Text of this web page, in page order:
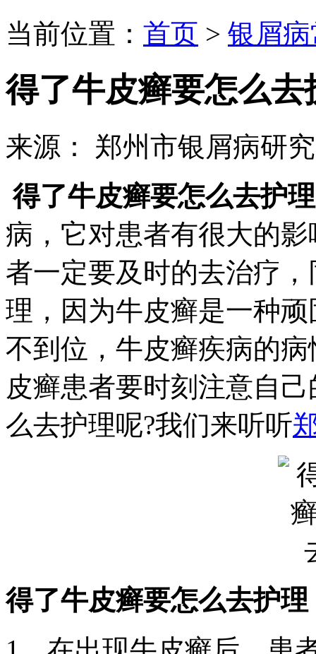
当前位置： 首页 > 银屑
得了牛皮癣要怎么去
来源： 郑州市银屑病研
得了牛皮癣要怎么去护理
病，它对患者有很大的
者一定要及时的去治疗
理，因为牛皮癣是一种
不到位，牛皮癣疾病的
皮癣患者要时刻注意自
么去护理呢?我们来听听
得了牛皮癣要怎么去护理